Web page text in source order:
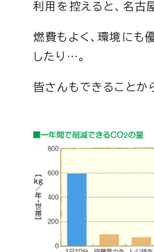
利用を控えると、名古
燃費もよく、環境にも
したり…。
皆さんもできることか